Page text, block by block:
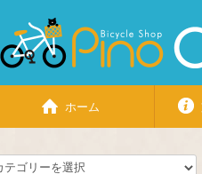
ホーム